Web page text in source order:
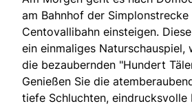
am Bahnhof der
Centovallibahn einsteigen.
ein einmaliges Naturschauspiel,
die bezaubernden "Hundert
Genießen Sie die
tiefe Schluchten, eindrucksvolle